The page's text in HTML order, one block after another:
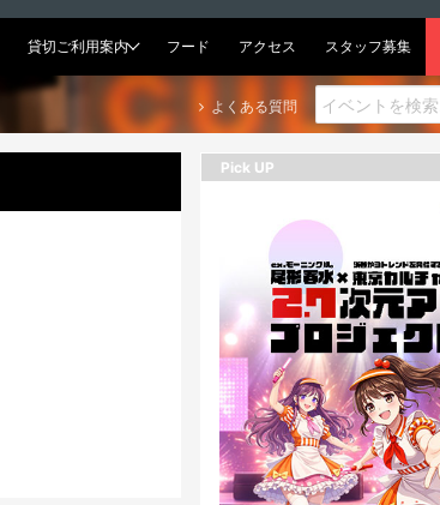
貸切ご利用案内 フード アクセス スタッフ募集
よくある質問
Pick UP